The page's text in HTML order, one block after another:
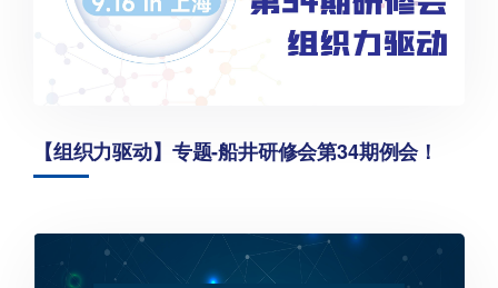
【组织力驱动】专题-船井研修会第34期例会！